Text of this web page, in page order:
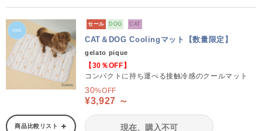
セール DOG CAT
CAT＆DOG Coolingマット【数量限定】
gelato pique
【30％OFF】
コンパクトに持ち運べる接触冷感のクールマット
30%OFF
¥3,927 ～
商品比較リスト 現在、購入不可